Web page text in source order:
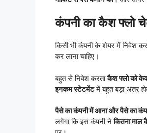
कंपनी का कैश फ्लो
किसी भी कंपनी के शेयर में निवेश
कर लाना चाहिए।
बहुत से निवेश करताकैश फ्लो को
इनकम स्टेटमेंटमें बहुत बड़ा अंतर
पैसे का कंपनी में आना और पैसे का
लगेगा कि इस कंपनी नेकितना माल